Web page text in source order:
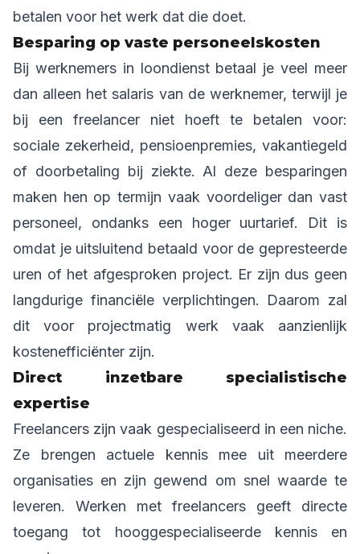
betalen voor het werk dat die doet.
Besparing op vaste personeelskosten
Bij werknemers in loondienst betaal je veel meer
dan alleen het salaris van de werknemer, terwijl je
bij een freelancer niet hoeft te betalen voor:
sociale zekerheid, pensioenpremies, vakantiegeld
of doorbetaling bij ziekte. Al deze besparingen
maken hen op termijn vaak voordeliger dan vast
personeel, ondanks een hoger uurtarief. Dit is
omdat je uitsluitend betaald voor de gepresteerde
uren of het afgesproken project. Er zijn dus geen
langdurige financiële verplichtingen. Daarom zal
dit voor projectmatig werk vaak aanzienlijk
kostenefficiënter zijn.
Direct inzetbare specialistische
expertise
Freelancers zijn vaak gespecialiseerd in een niche.
Ze brengen actuele kennis mee uit meerdere
organisaties en zijn gewend om snel waarde te
leveren. Werken met freelancers geeft directe
toegang tot hooggespecialiseerde kennis en